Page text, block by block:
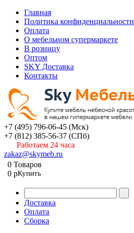
Главная
Политика конфиденциальности
Оплата
О мебельном супермаркете
В розницу
Оптом
SKY Доставка
Контакты
+7 (495) 796-06-45 (Мск)
+7 (812) 385-56-37 (СПб)
Работаем 24 часа
zakaz@skymeb.ru
0 Товаров
0 pКупить
Доставка
Оплата
Сборка